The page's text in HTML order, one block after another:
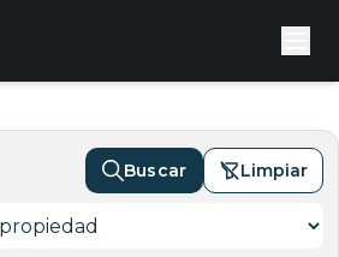
Buscar Limpiar